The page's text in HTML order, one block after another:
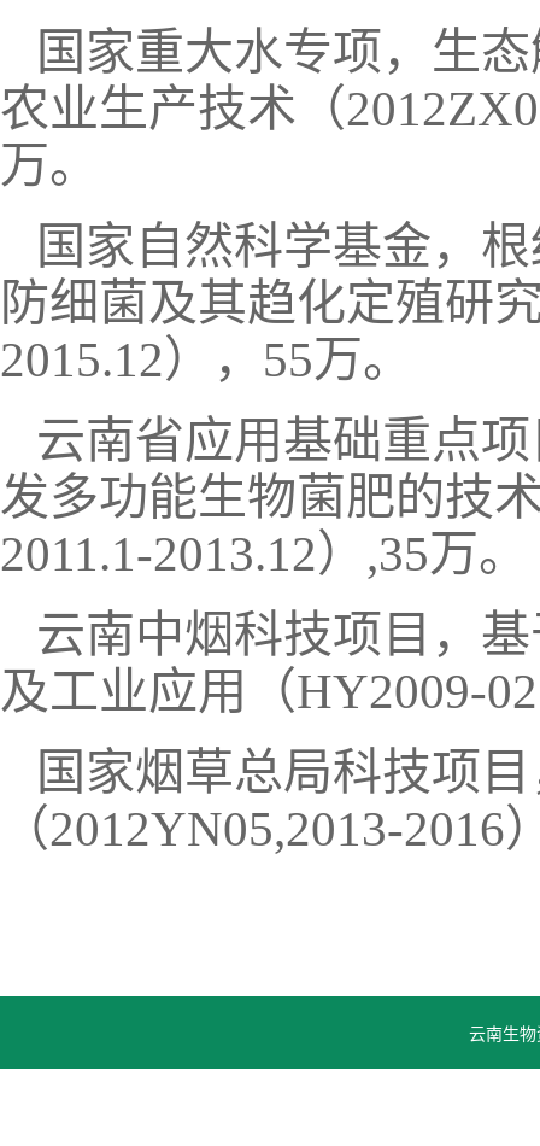
国家重大水专项，生
农业生产技术（
万。
国家自然科学基金，
防细菌及其趋化定殖研
2015.12），55万。
云南省应用基础重点
发多功能生物菌肥的技
2011.1-2013.12）,35万。
云南中烟科技项目，
及工业应用（HY2009-
国家烟草总局科技项
（2012YN05,2013-2016
云南生